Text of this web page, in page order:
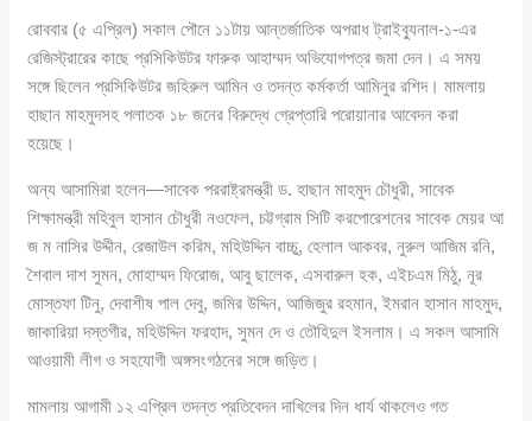
রোববার (৫ এপ্রিল) সকাল পৌনে ১১টায় আন্তর্জাতিক অপরাধ ট্রাইব্যুনাল-১-এর
রেজিস্ট্রারের কাছে প্রসিকিউটর ফারুক আহাম্মদ অভিযোগপত্র জমা দেন। এ সময়
সঙ্গে ছিলেন প্রসিকিউটর জহিরুল আমিন ও তদন্ত কর্মকর্তা আমিনুর রশিদ। মামলায়
হাছান মাহমুদসহ পলাতক ১৮ জনের বিরুদ্ধে গ্রেপ্তারি পরোয়ানার আবেদন করা
হয়েছে।
অন্য আসামিরা হলেন—সাবেক পররাষ্ট্রমন্ত্রী ড. হাছান মাহমুদ চৌধুরী, সাবেক
শিক্ষামন্ত্রী মহিবুল হাসান চৌধুরী নওফেল, চট্টগ্রাম সিটি করপোরেশনের সাবেক মেয়র আ
জ ম নাসির উদ্দীন, রেজাউল করিম, মহিউদ্দিন বাচ্চু, হেলাল আকবর, নুরুল আজিম রনি,
শৈবাল দাশ সুমন, মোহাম্মদ ফিরোজ, আবু ছালেক, এসবারুল হক, এইচএম মিঠু, নূর
মোস্তফা টিনু, দেবাশীষ পাল দেবু, জমির উদ্দিন, আজিজুর রহমান, ইমরান হাসান মাহমুদ,
জাকারিয়া দস্তগীর, মহিউদ্দিন ফরহাদ, সুমন দে ও তৌহিদুল ইসলাম। এ সকল আসামি
আওয়ামী লীগ ও সহযোগী অঙ্গসংগঠনের সঙ্গে জড়িত।
মামলায় আগামী ১২ এপ্রিল তদন্ত প্রতিবেদন দাখিলের দিন ধার্য থাকলেও গত